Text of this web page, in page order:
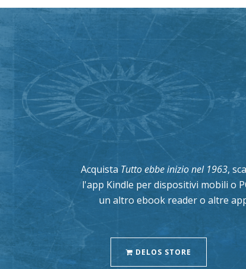
Acquista Tutto ebbe inizio nel 1963,
l'app Kindle per dispositivi mobili o
un altro ebook reader o altre
DELOS STORE